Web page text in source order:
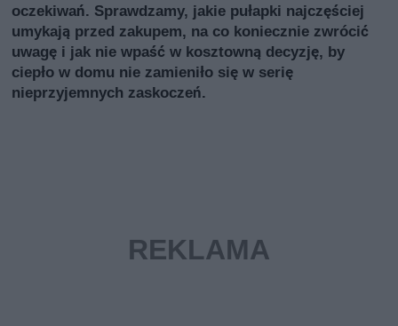
oczekiwań. Sprawdzamy, jakie pułapki najczęściej
umykają przed zakupem, na co koniecznie zwrócić
uwagę i jak nie wpaść w kosztowną decyzję, by
ciepło w domu nie zamieniło się w serię
nieprzyjemnych zaskoczeń.